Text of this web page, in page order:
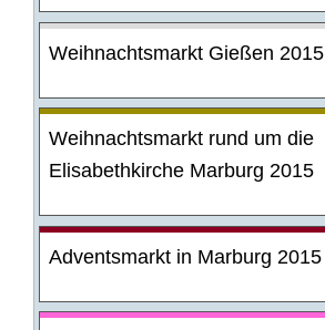
Weihnachtsmarkt Gießen 2015
Weihnachtsmarkt rund um die
Elisabethkirche Marburg 2015
Adventsmarkt in Marburg 2015